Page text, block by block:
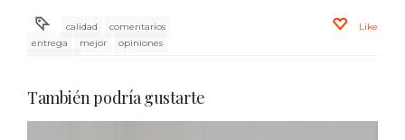
calidad
comentarios
entrega
mejor
opiniones
Like
También podría gustarte